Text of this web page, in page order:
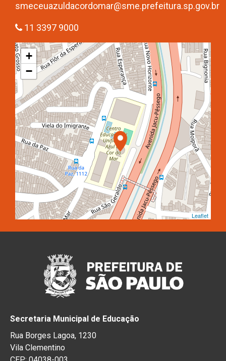
smeceuazuldacordomar@sme.prefeitura.sp.gov.br
11 3397 9000
+
−
Leaflet
Secretaria Municipal de Educação
Rua Borges Lagoa, 1230
Vila Clementino